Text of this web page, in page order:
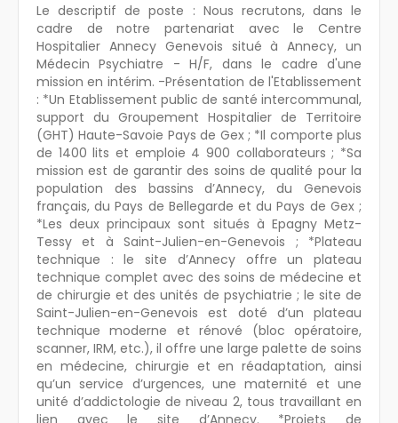
Le descriptif de poste : Nous recrutons, dans le
cadre de notre partenariat avec le Centre
Hospitalier Annecy Genevois situé à Annecy, un
Médecin Psychiatre - H/F, dans le cadre d'une
mission en intérim. -Présentation de l'Etablissement
: *Un Etablissement public de santé intercommunal,
support du Groupement Hospitalier de Territoire
(GHT) Haute-Savoie Pays de Gex ; *Il comporte plus
de 1400 lits et emploie 4 900 collaborateurs ; *Sa
mission est de garantir des soins de qualité pour la
population des bassins d’Annecy, du Genevois
français, du Pays de Bellegarde et du Pays de Gex ;
*Les deux principaux sont situés à Epagny Metz-
Tessy et à Saint-Julien-en-Genevois ; *Plateau
technique : le site d’Annecy offre un plateau
technique complet avec des soins de médecine et
de chirurgie et des unités de psychiatrie ; le site de
Saint-Julien-en-Genevois est doté d’un plateau
technique moderne et rénové (bloc opératoire,
scanner, IRM, etc.), il offre une large palette de soins
en médecine, chirurgie et en réadaptation, ainsi
qu’un service d’urgences, une maternité et une
unité d’addictologie de niveau 2, tous travaillant en
lien avec le site d’Annecy. *Projets de